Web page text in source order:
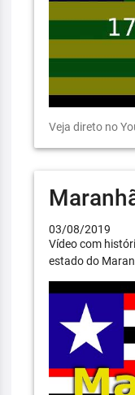
Veja direto no
03/08/2019
Vídeo com
estado do